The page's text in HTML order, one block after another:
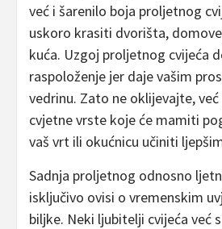
već i šarenilo boja proljetnog
uskoro krasiti dvorišta,
kuća. Uzgoj proljetnog cvijeća
raspoloženje jer daje vašim
vedrinu. Zato ne oklijevajte,
cvjetne vrste koje će mamiti
vaš vrt ili okućnicu učiniti
Sadnja proljetnog odnosno
isključivo ovisi o vremenskim
biljke. Neki ljubitelji cvijeća već